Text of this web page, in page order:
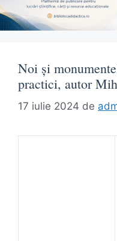
Noi și
practici, autor
17 iulie 2024 de